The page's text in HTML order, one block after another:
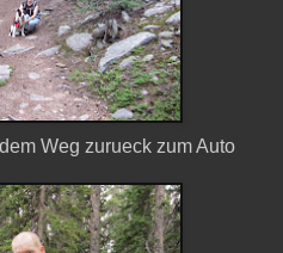
Weg zurueck zum Auto